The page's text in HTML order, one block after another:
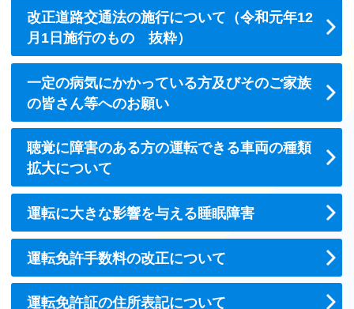
改正道路交通法の施行について（令和元年12
月1日施行のもの 抜粋）
一定の病気にかかっている方及びそのご家族
の皆さん等へのお願い
聴覚に障害のある方の運転できる車両の種類
拡大について
運転に大きな影響を与える睡眠障害
運転免許手数料の改正について
運転免許証の住所表記について